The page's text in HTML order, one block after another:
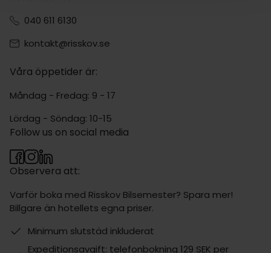
040 611 6130
kontakt@risskov.se
Våra öppetider är:
Måndag - Fredag: 9 - 17
Lördag - Söndag: 10-15
Observera att:
Varför boka med Risskov Bilsemester? Spara mer!
Billgare än hotellets egna priser.
Minimum slutstäd inkluderat
Expeditionsavgift: telefonbokning 129 SEK per
Follow us on social media